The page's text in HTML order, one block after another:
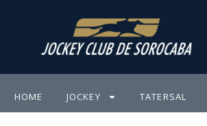
HOME JOCKEY TATERSAL